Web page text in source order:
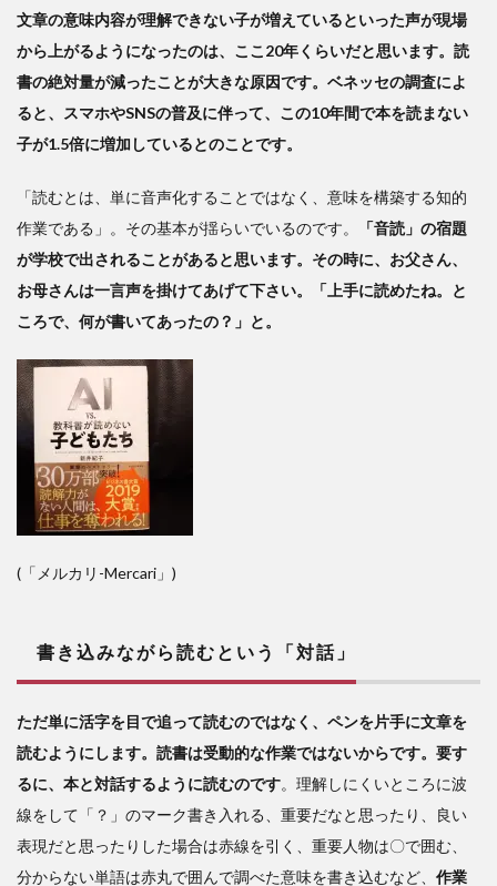
文章の意味内容が理解できない子が増えているといった声が現場
から上がるようになったのは、ここ20年くらいだと思います。読
書の絶対量が減ったことが大きな原因です。ベネッセの調査によ
ると、スマホやSNSの普及に伴って、この10年間で本を読まない
子が1.5倍に増加しているとのことです。
「読むとは、単に音声化することではなく、意味を構築する知的
作業である」。その基本が揺らいでいるのです。
「音読」の宿題
が学校で出されることがあると思います。その時に、お父さん、
お母さんは一言声を掛けてあげて下さい。「上手に読めたね。と
ころで、何が書いてあったの？」と。
(「メルカリ-Mercari」)
書き込みながら読むという「対話」
ただ単に活字を目で追って読むのではなく、ペンを片手に文章を
読むようにします。読書は受動的な作業ではないからです。要す
るに、本と対話するように読むのです。理解しにくいところに波
線をして「？」のマーク書き入れる、重要だなと思ったり、良い
表現だと思ったりした場合は赤線を引く、重要人物は〇で囲む、
分からない単語は赤丸で囲んで調べた意味を書き込むなど、 作業